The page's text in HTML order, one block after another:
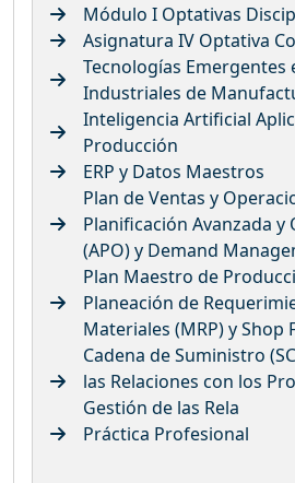
Módulo I Optativas
Asignatura IV Optativa
Tecnologías Emergentes
Industriales de
Inteligencia Artificial
Producción
ERP y Datos Maestros
Plan de Ventas y
Planificación Avanzada y
(APO) y Demand
Plan Maestro de
Planeación de
Materiales (MRP) y Shop
Cadena de Suministro
las Relaciones con los
Gestión de las Rela
Práctica Profesional